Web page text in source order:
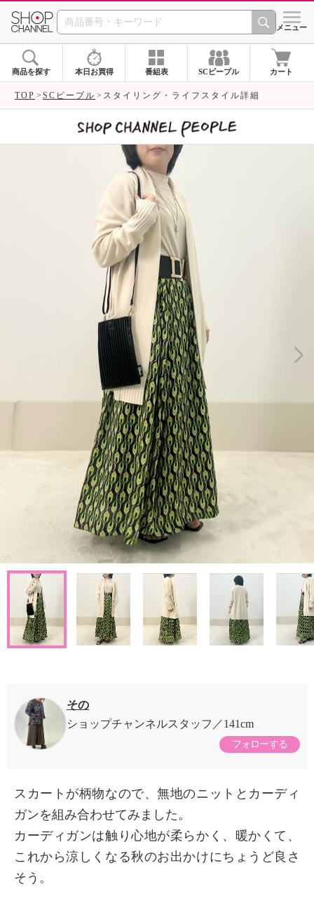
SHOP CHANNEL シメニュー
商品を探す 本日お買得 番組表 SCピープル カート
TOP SCピープル スタイリング・ライフスタイル詳細
その
ショップチャンネルスタッフ
141cm
フォローする
スカートが柄物なので、無地のニットとカーディ
ガンを組み合わせてみました。
カーディガンは触り心地が柔らかく、暖かくて、
これから涼しくなる秋のお出かけにちょうど良さ
そう。